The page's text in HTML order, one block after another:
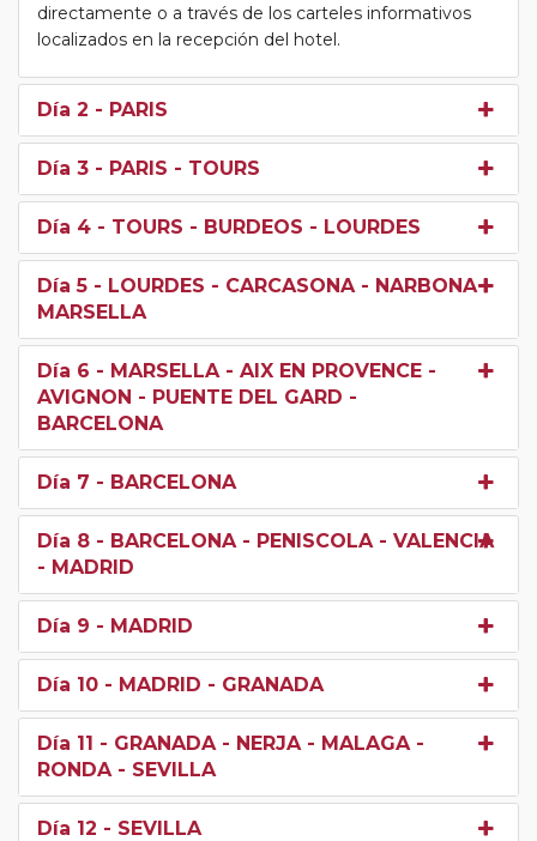
directamente o a través de los carteles informativos
localizados en la recepción del hotel.
Día 2 - PARIS
Día 3 - PARIS - TOURS
Día 4 - TOURS - BURDEOS - LOURDES
Día 5 - LOURDES - CARCASONA - NARBONA -
MARSELLA
Día 6 - MARSELLA - AIX EN PROVENCE -
AVIGNON - PUENTE DEL GARD -
BARCELONA
Día 7 - BARCELONA
Día 8 - BARCELONA - PENISCOLA - VALENCIA
- MADRID
Día 9 - MADRID
Día 10 - MADRID - GRANADA
Día 11 - GRANADA - NERJA - MALAGA -
RONDA - SEVILLA
Día 12 - SEVILLA